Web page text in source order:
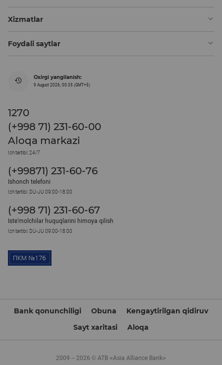
Xizmatlar
Foydali saytlar
Oxirgi yangilanish:
9 August 2026, 00:35 (GMT+5)
1270
(+998 71) 231-60-00
Aloqa markazi
Ish tartibi: 24/7
(+99871) 231-60-76
Ishonch telefoni
Ish tartibi: DU-JU 09:00-18:00
(+998 71) 231-60-67
Iste'molchilar huquqlarini himoya qilish
Ish tartibi: DU-JU 09:00-18:00
Bank qonunchiligi Obuna
Kengaytirilgan qidiruv
Sayt xaritasi
Aloqa
2009 – 2026 © ATB «Asia Alliance Bank»